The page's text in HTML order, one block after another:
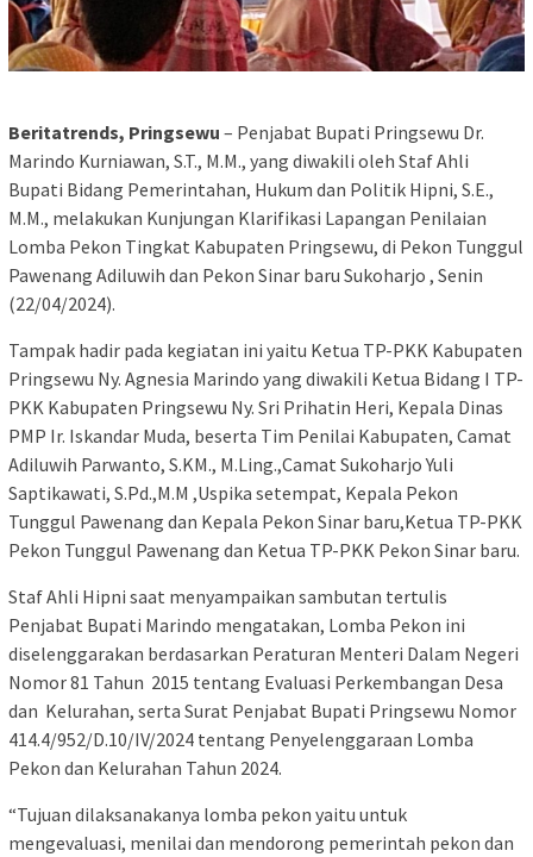
Beritatrends, Pringsewu – Penjabat Bupati Pringsewu Dr.
Marindo Kurniawan, S.T., M.M., yang diwakili oleh Staf Ahli
Bupati Bidang Pemerintahan, Hukum dan Politik Hipni, S.E.,
M.M., melakukan Kunjungan Klarifikasi Lapangan Penilaian
Lomba Pekon Tingkat Kabupaten Pringsewu, di Pekon Tunggul
Pawenang Adiluwih dan Pekon Sinar baru Sukoharjo , Senin
(22/04/2024).
Tampak hadir pada kegiatan ini yaitu Ketua TP-PKK Kabupaten
Pringsewu Ny. Agnesia Marindo yang diwakili Ketua Bidang I TP-
PKK Kabupaten Pringsewu Ny. Sri Prihatin Heri, Kepala Dinas
PMP Ir. Iskandar Muda, beserta Tim Penilai Kabupaten, Camat
Adiluwih Parwanto, S.KM., M.Ling.,Camat Sukoharjo Yuli
Saptikawati, S.Pd.,M.M ,Uspika setempat, Kepala Pekon
Tunggul Pawenang dan Kepala Pekon Sinar baru,Ketua TP-PKK
Pekon Tunggul Pawenang dan Ketua TP-PKK Pekon Sinar baru.
Staf Ahli Hipni saat menyampaikan sambutan tertulis
Penjabat Bupati Marindo mengatakan, Lomba Pekon ini
diselenggarakan berdasarkan Peraturan Menteri Dalam Negeri
Nomor 81 Tahun 2015 tentang Evaluasi Perkembangan Desa
dan Kelurahan, serta Surat Penjabat Bupati Pringsewu Nomor
414.4/952/D.10/IV/2024 tentang Penyelenggaraan Lomba
Pekon dan Kelurahan Tahun 2024.
“Tujuan dilaksanakanya lomba pekon yaitu untuk
mengevaluasi, menilai dan mendorong pemerintah pekon dan